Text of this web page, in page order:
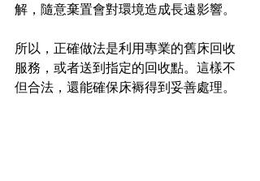
解，隨意棄置會對環境造成長遠影響。
所以，正確做法是利用專業的舊床回收
服務，或者送到指定的回收點。這樣不
但合法，還能確保床褥得到妥善處理。